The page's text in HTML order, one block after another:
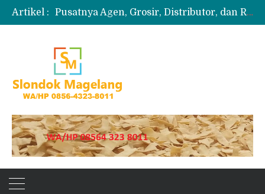
Artikel :
Pusatnya Agen, Grosir, Distributor, dan Reseller Puyur Koin
Produksi Slondok
Jual Puyur Koin Mentah 1 Ball 5 kg